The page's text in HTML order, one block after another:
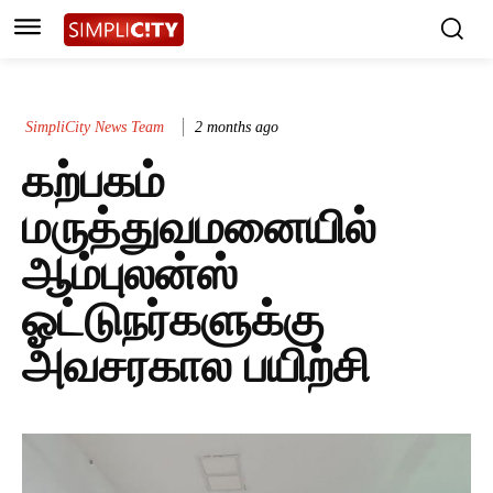
SimpliCity News Team 2 months ago
கற்பகம்
மருத்துவமனையில்
ஆம்புலன்ஸ்
ஓட்டுநர்களுக்கு
அவசரகால பயிற்சி